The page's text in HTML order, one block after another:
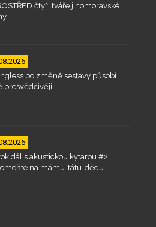
čtyři tváře jihomoravské
po změně sestavy působí
přesvědčivěji
dál s akustickou kytarou #2:
na mámu-tátu-dědu